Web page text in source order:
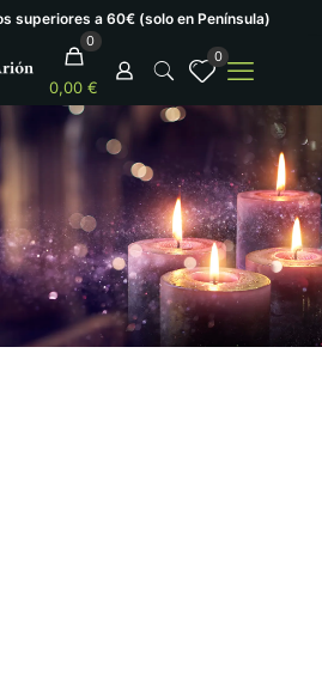
superiores a 60€ (solo en Península)
0
0,00 €
0